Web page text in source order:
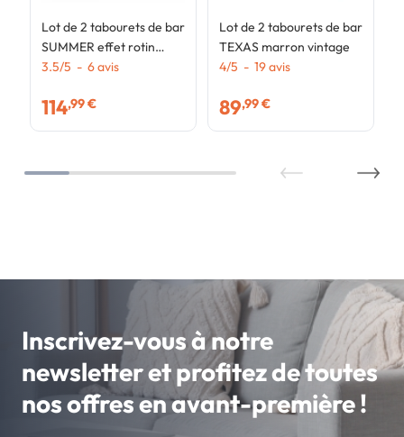
Lot de 2 tabourets de bar
SUMMER effet rotin
beige pied metal noir
3.5/5 - 6avis
114,99 €
Lot de 2 tabourets de bar
TEXAS marron vintage
4/5 - 19avis
89,99 €
Inscrivez-vous à notre
newsletter et profitez de toutes
nos offres en avant-première !